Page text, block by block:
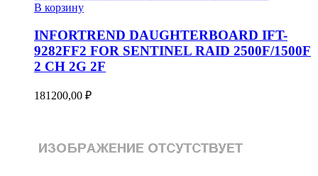
В корзину
INFORTREND DAUGHTERBOARD IFT-
9282FF2 FOR SENTINEL RAID 2500F/1500F
2 CH 2G 2F
181200,00 ₽